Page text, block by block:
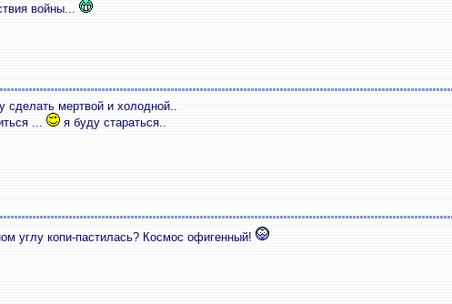
войны...
сделать мертвой и холодной..
...
я буду стараться..
углу копи-пастилась? Космос офигенный!